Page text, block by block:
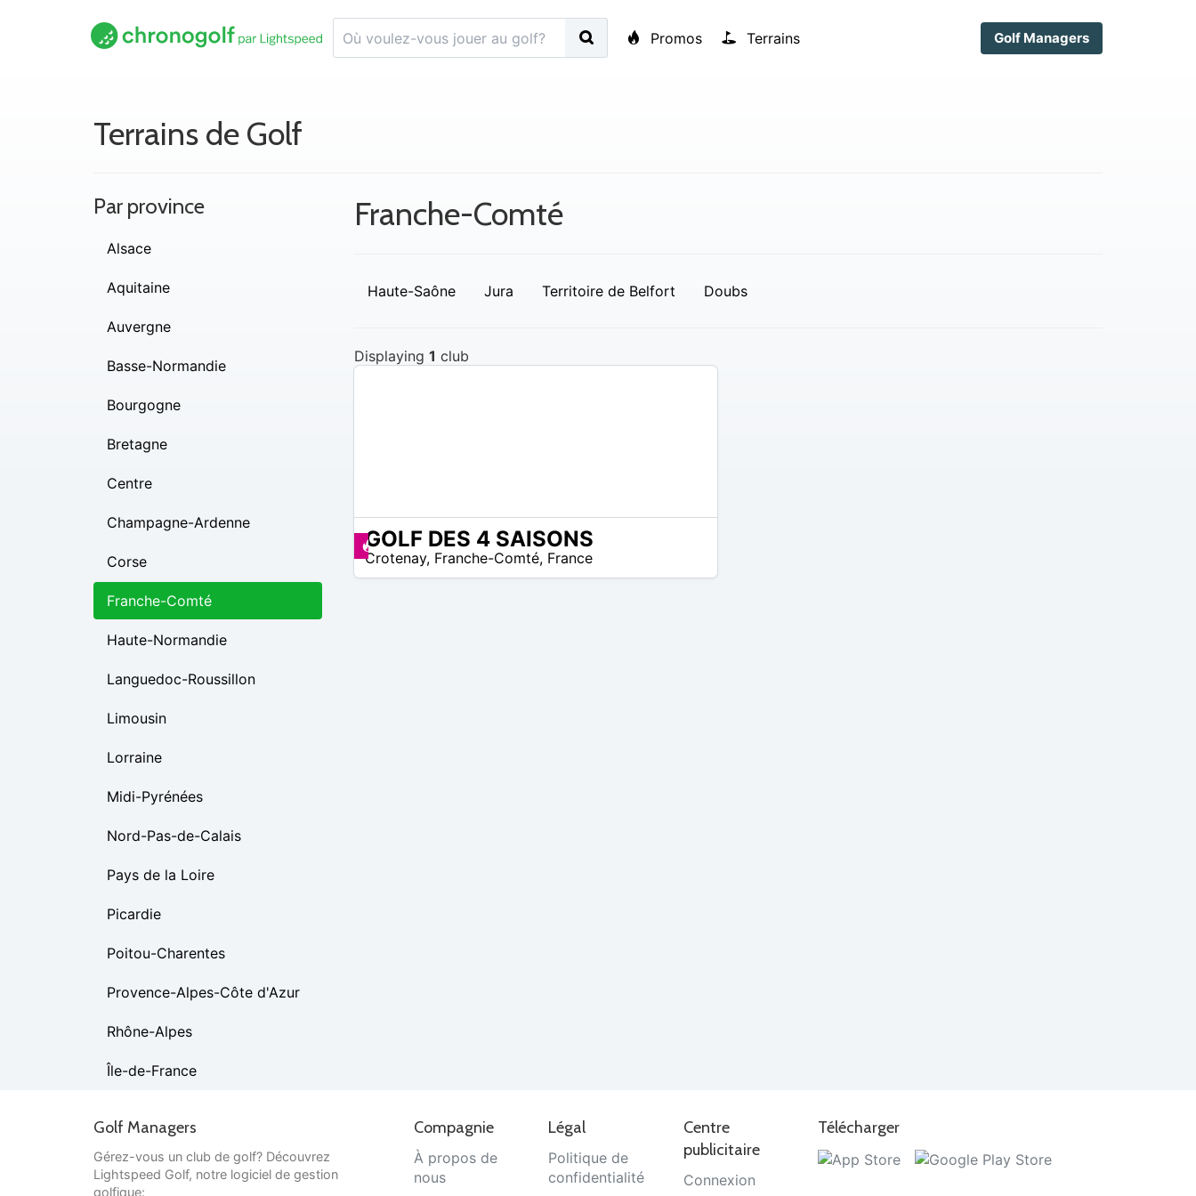
Promos Terrains Golf Managers
Terrains de Golf
Franche-Comté
Haute-Saône Jura Territoire de Belfort Doubs
Displaying 1 club
Promos disponibles
GOLF DES 4 SAISONS
Crotenay, Franche-Comté, France
Par province
Alsace
Aquitaine
Auvergne
Basse-Normandie
Bourgogne
Bretagne
Centre
Champagne-Ardenne
Corse
Franche-Comté
Haute-Normandie
Languedoc-Roussillon
Limousin
Lorraine
Midi-Pyrénées
Nord-Pas-de-Calais
Pays de la Loire
Picardie
Poitou-Charentes
Provence-Alpes-Côte d'Azur
Rhône-Alpes
Île-de-France
Golf Managers
Gérez-vous un club de golf? Découvrez
Lightspeed Golf, notre logiciel de gestion
golfique:
Compagnie
À propos de
nous
Légal
Politique de
confidentialité
Centre
publicitaire
Connexion
Télécharger